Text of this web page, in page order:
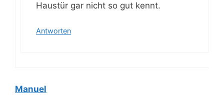
Haustür gar nicht so gut kennt.
Antworten
Manuel